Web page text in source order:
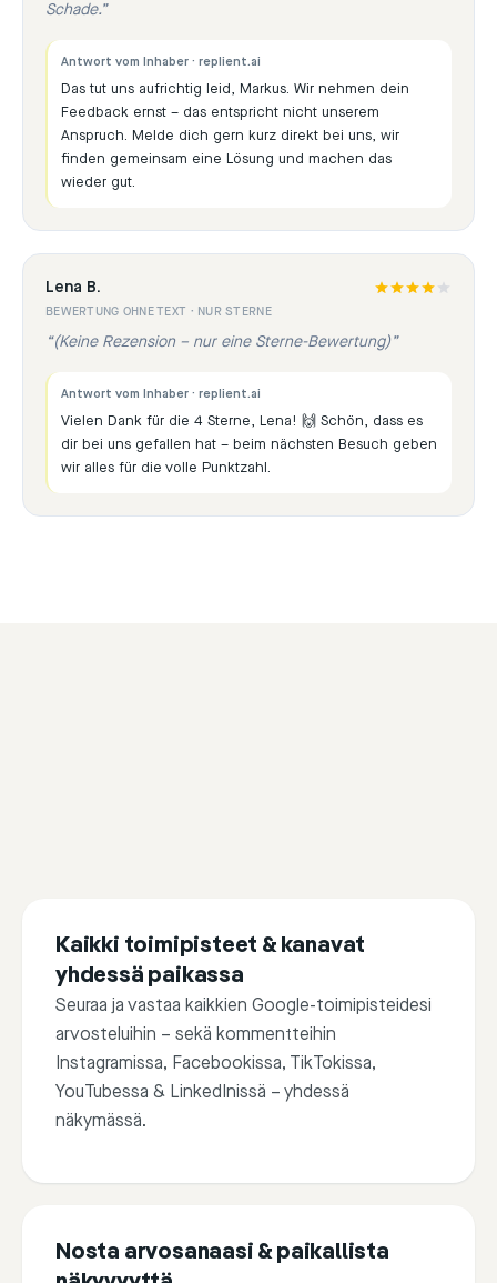
Schade.”
Antwort vom Inhaber · replient.ai
Das tut uns aufrichtig leid, Markus. Wir nehmen dein
Feedback ernst – das entspricht nicht unserem
Anspruch. Melde dich gern kurz direkt bei uns, wir
finden gemeinsam eine Lösung und machen das
wieder gut.
Lena B.
BEWERTUNG OHNE TEXT · NUR STERNE
“(Keine Rezension – nur eine Sterne-Bewertung)”
Antwort vom Inhaber · replient.ai
Vielen Dank für die 4 Sterne, Lena! 🙌 Schön, dass es
dir bei uns gefallen hat – beim nächsten Besuch geben
wir alles für die volle Punktzahl.
Kaikki toimipisteet & kanavat
yhdessä paikassa
Seuraa ja vastaa kaikkien Google-toimipisteidesi
arvosteluihin – sekä kommentteihin
Instagramissa, Facebookissa, TikTokissa,
YouTubessa & LinkedInissä – yhdessä
näkymässä.
Nosta arvosanaasi & paikallista